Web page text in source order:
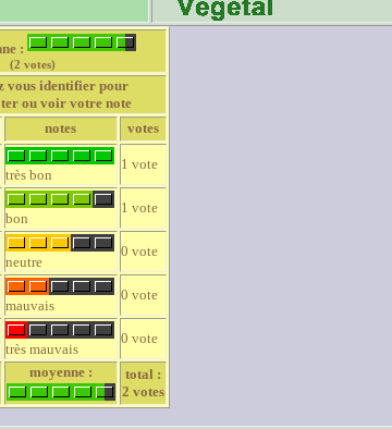
:
(2 votes)
vous identifier pour
ou voir votre note
notes
votes
très bon
1 vote
bon
1 vote
neutre
0 vote
mauvais
0 vote
très mauvais
0 vote
moyenne :
total :
2 votes